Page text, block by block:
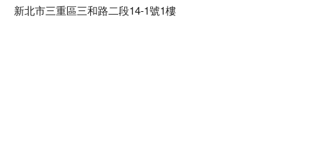
新北市三重區三和路二段14-1號1樓